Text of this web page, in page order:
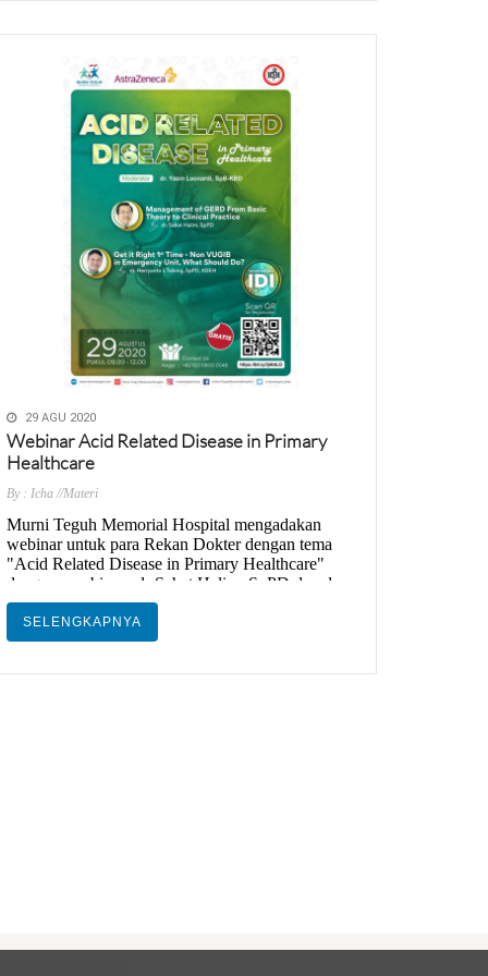
29 AGU 2020
Webinar Acid Related Disease in Primary
Healthcare
By : Icha //Materi
Murni Teguh Memorial Hospital mengadakan
webinar untuk para Rekan Dokter dengan tema
"Acid Related Disease in Primary Healthcare"
dengan pembicara dr Sahat Halim, SpPD dan dr
Herryanto L. Tobing, SpPD-KGEH
Webinar ini terakreditasi IDI dan mendapatkan
SELENGKAPNYA